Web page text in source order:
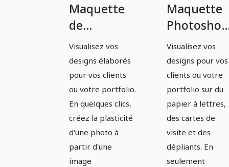
Maquette
de
Photoshop
pour du
papier à
lettres, une
carte de
visite et un
dépliant -
Version 4
Visualisez vos
designs élaborés
pour vos clients
ou votre portfolio.
En quelques clics,
créez la plasticité
d'une photo à
partir d'une
image
Maquette
Photoshop
pour un
papier à
lettres,
carte de
visite et un
dépliant -
Version 5
Visualisez vos
designs pour vos
clients ou votre
portfolio sur du
papier à lettres,
des cartes de
visite et des
dépliants. En
seulement